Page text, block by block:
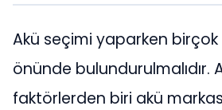
Akü seçimi yaparken
önünde bulundurulmalıdır.
faktörlerden biri akü